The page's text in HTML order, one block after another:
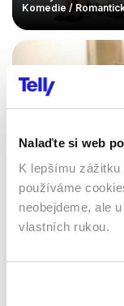
Nalaďte si web
K lepšímu zážitku
používáme
neobejdeme, ale
vlastních rukou.
Komedie /
Láska, rozum,
Seriály / Komedie